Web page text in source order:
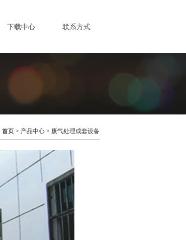
下载中心 联系方式
首页 > 产品中心 > 废气处理成套设备